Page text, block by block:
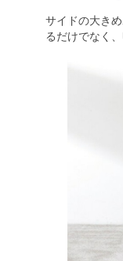
サイドの大き
るだけでなく